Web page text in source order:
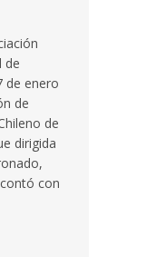
de
de enero
de
de
dirigida
con